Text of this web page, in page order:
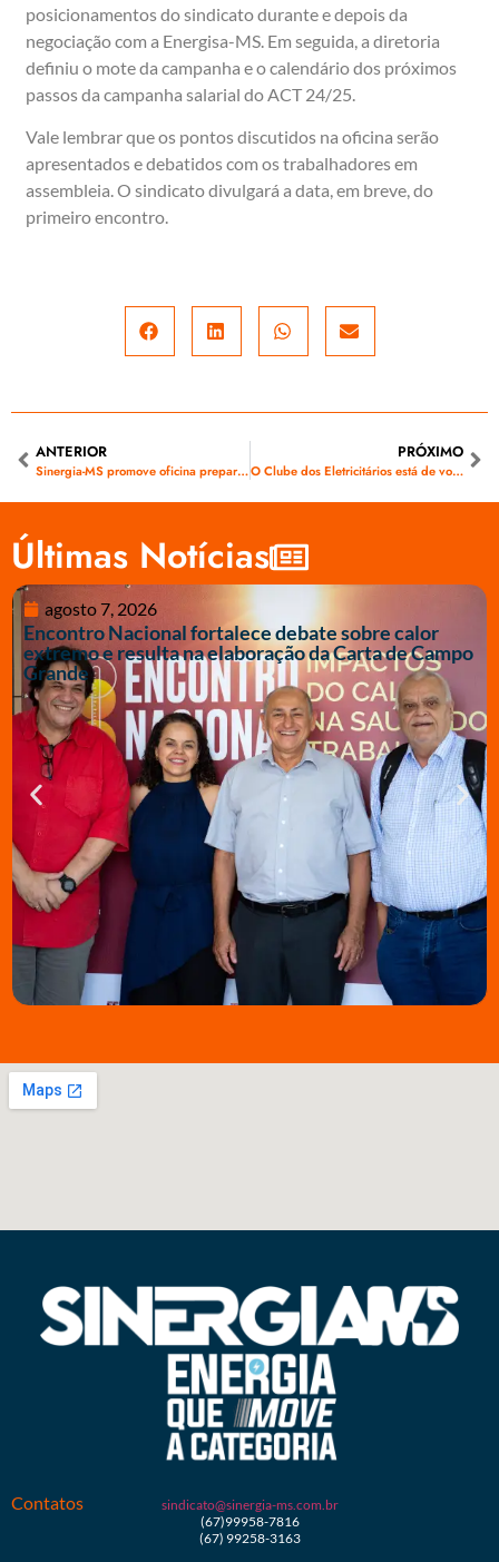
posicionamentos do sindicato durante e depois da
negociação com a Energisa-MS. Em seguida, a diretoria
definiu o mote da campanha e o calendário dos próximos
passos da campanha salarial do ACT 24/25.
Vale lembrar que os pontos discutidos na oficina serão
apresentados e debatidos com os trabalhadores em
assembleia. O sindicato divulgará a data, em breve, do
primeiro encontro.
ANTERIOR
Sinergia-MS promove oficina preparatória para a Campanha Salarial 2024/2025 da Energisa-MS
PRÓXIMO
O Clube dos Eletricitários está de volta!
Últimas Notícias
agosto 7, 2026
Encontro Nacional fortalece debate sobre calor
extremo e resulta na elaboração da Carta de Campo
Grande
Contatos
sindicato@sinergia-ms.com.br
(67)99958-7816
(67) 99258-3163